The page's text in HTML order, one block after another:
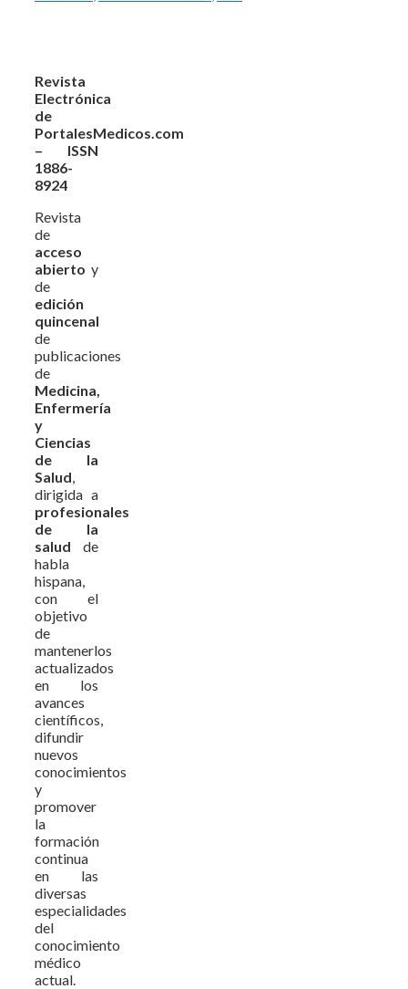
Revista
Electrónica
de
PortalesMedicos.com
– ISSN
1886-
8924
Revista
de
acceso
abierto y
de
edición
quincenal
de
publicaciones
de
Medicina,
Enfermería
y
Ciencias
de la
Salud
dirigida a
profesionales
de la
salud de
habla
hispana,
con el
objetivo
de
mantenerlos
actualizados
en los
avances
científicos,
difundir
nuevos
conocimientos
y
promover
la
formación
continua
en las
diversas
especialidades
del
conocimiento
médico
actual.